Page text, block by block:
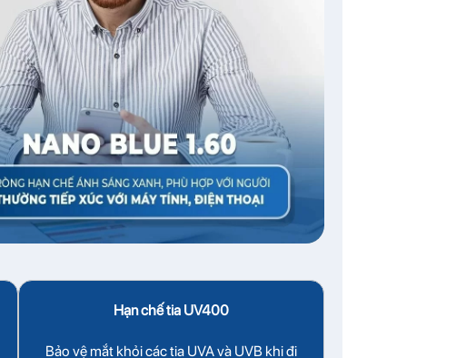
Hạn chế tia UV400
Bảo vệ mắt khỏi các tia UVA và UVB khi đi